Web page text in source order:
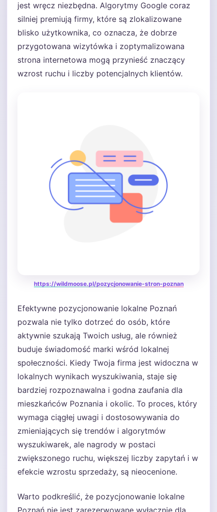
jest wręcz niezbędna. Algorytmy Google coraz
silniej premiują firmy, które są zlokalizowane
blisko użytkownika, co oznacza, że dobrze
przygotowana wizytówka i zoptymalizowana
strona internetowa mogą przynieść znaczący
wzrost ruchu i liczby potencjalnych klientów.
https://wildmoose.pl/pozycjonowanie-stron-poznan
Efektywne pozycjonowanie lokalne Poznań
pozwala nie tylko dotrzeć do osób, które
aktywnie szukają Twoich usług, ale również
buduje świadomość marki wśród lokalnej
społeczności. Kiedy Twoja firma jest widoczna w
lokalnych wynikach wyszukiwania, staje się
bardziej rozpoznawalna i godna zaufania dla
mieszkańców Poznania i okolic. To proces, który
wymaga ciągłej uwagi i dostosowywania do
zmieniających się trendów i algorytmów
wyszukiwarek, ale nagrody w postaci
zwiększonego ruchu, większej liczby zapytań i w
efekcie wzrostu sprzedaży, są nieocenione.
Warto podkreślić, że pozycjonowanie lokalne
Poznań nie jest zarezerwowane wyłącznie dla